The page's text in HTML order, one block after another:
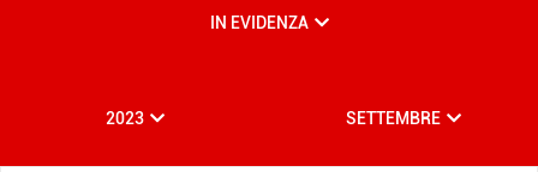
IN EVIDENZA
2023 SETTEMBRE